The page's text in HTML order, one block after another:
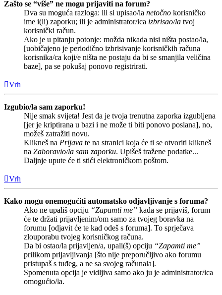
Zašto se “više” ne mogu prijaviti na forum?
Dva su moguća razloga: ili si upisao/la netočno korisničko
ime i(li) zaporku; ili je administrator/ica izbrisao/la tvoj
korisnički račun.
Ako je u pitanju potonje: možda nikada nisi ništa postao/la,
[uobičajeno je periodično izbrisivanje korisničkih računa
korisnika/ca koji/e ništa ne postaju da bi se smanjila veličina
baze], pa se pokušaj ponovo registrirati.
Vrh
Izgubio/la sam zaporku!
Nije smak svijeta! Jest da je tvoja trenutna zaporka izgubljena
[jer je kriptirana u bazi i ne može ti biti ponovo poslana], no,
možeš zatražiti novu.
Klikneš na Prijava te na stranici koja će ti se otvoriti klikneš
na Zaboravio/la sam zaporku. Upišeš tražene podatke...
Daljnje upute će ti stići elektroničkom poštom.
Vrh
Kako mogu onemogućiti automatsko odjavljivanje s foruma?
Ako ne upališ opciju “Zapamti me” kada se prijaviš, forum
će te držati prijavljenim/om samo za tvojeg boravka na
forumu [odjavit će te kad odeš s foruma]. To sprječava
zlouporabu tvojeg korisničkog računa.
Da bi ostao/la prijavljen/a, upali(š) opciju “Zapamti me”
prilikom prijavljivanja [što nije preporučljivo ako forumu
pristupaš s tuđeg, a ne sa svojeg računala].
Spomenuta opcija je vidljiva samo ako ju je administrator/ica
omogućio/la.